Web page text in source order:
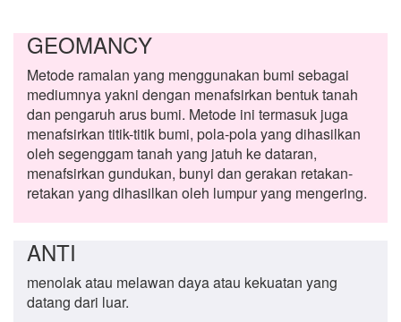
GEOMANCY
Metode ramalan yang menggunakan bumi sebagai
mediumnya yakni dengan menafsirkan bentuk tanah
dan pengaruh arus bumi. Metode ini termasuk juga
menafsirkan titik-titik bumi, pola-pola yang dihasilkan
oleh segenggam tanah yang jatuh ke dataran,
menafsirkan gundukan, bunyi dan gerakan retakan-
retakan yang dihasilkan oleh lumpur yang mengering.
ANTI
menolak atau melawan daya atau kekuatan yang
datang dari luar.